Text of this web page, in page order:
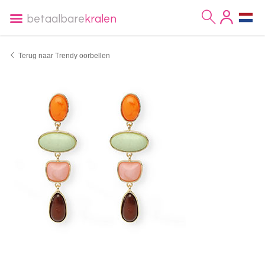
betaalbare kralen
Terug naar Trendy oorbellen